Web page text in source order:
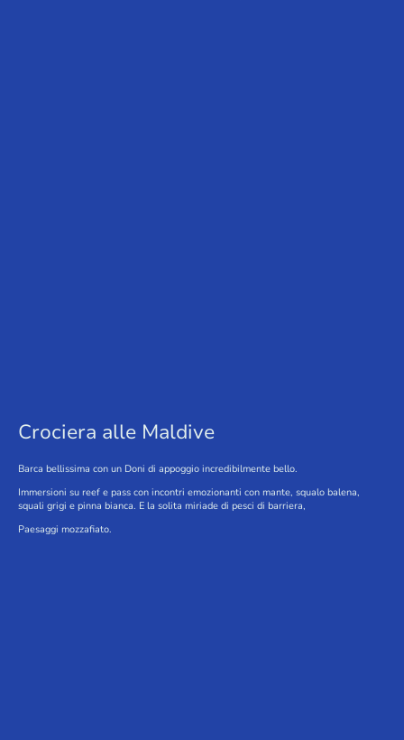
Crociera alle Maldive
Barca bellissima con un Doni di appoggio incredibilmente bello.
Immersioni su reef e pass con incontri emozionanti con mante, squalo balena,
squali grigi e pinna bianca. E la solita miriade di pesci di barriera,
Paesaggi mozzafiato.